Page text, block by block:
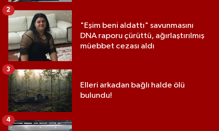
"Eşim beni aldattı" savunmasını
DNA raporu çürüttü, ağırlaştırılmış
müebbet cezası aldı
2
Elleri arkadan bağlı halde ölü
bulundu!
3
4